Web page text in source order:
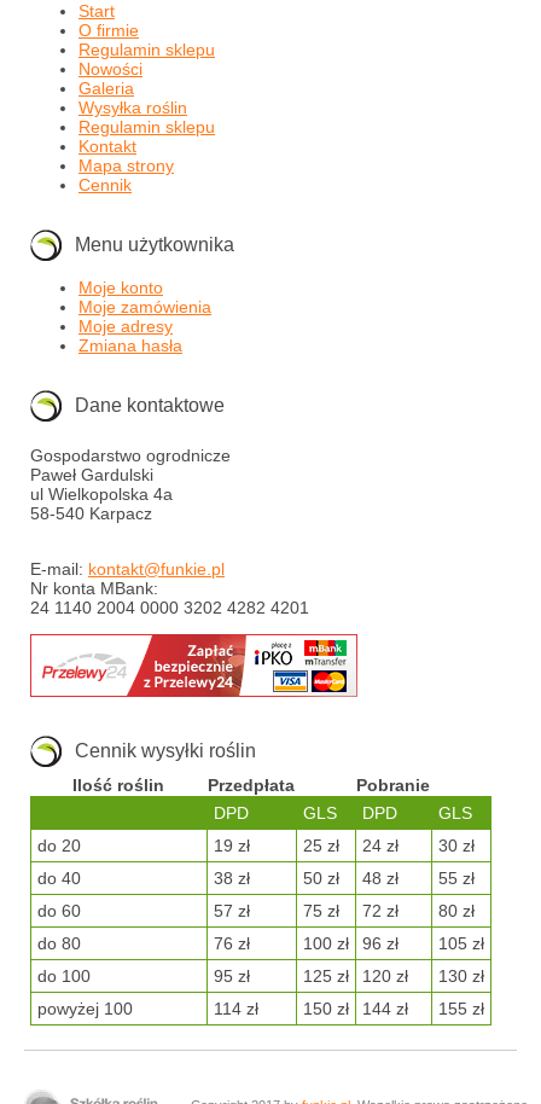
Start
O firmie
Regulamin sklepu
Nowości
Galeria
Wysyłka roślin
Regulamin sklepu
Kontakt
Mapa strony
Cennik
Menu użytkownika
Moje konto
Moje zamówienia
Moje adresy
Zmiana hasła
Dane kontaktowe
Gospodarstwo ogrodnicze
Paweł Gardulski
ul Wielkopolska 4a
58-540 Karpacz
E-mail: kontakt@funkie.pl
Nr konta MBank:
24 1140 2004 0000 3202 4282 4201
Cennik wysyłki roślin
Ilość roślin Przedpłata
Pobranie
DPD
GLS DPD
GLS
do 20
19 zł 25 zł 24 zł
30 zł
do 40
38 zł 50 zł 48 zł
55 zł
do 60
57 zł 75 zł 72 zł
80 zł
do 80
76 zł 100 zł 96 zł
105 zł
do 100
95 zł 125 zł 120 zł
130 zł
powyżej 100
114 zł 150 zł 144 zł 155 zł